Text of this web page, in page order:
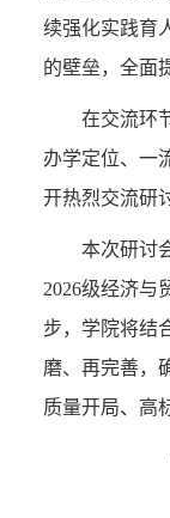
续强化实践育
的壁垒，全面
在交流环
办学定位、一
开热烈交流研
本次研讨
2026级经济与
步，学院将结
磨、再完善，
质量开局、高